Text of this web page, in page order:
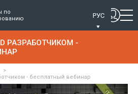
по
РУС
РАЗРАБОТЧИКОМ -
>
- бесплатный вебинар